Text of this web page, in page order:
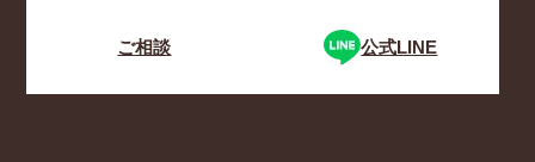
ご相談 公式LINE